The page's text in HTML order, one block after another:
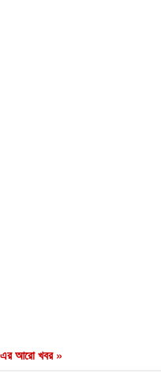
এর আরো খবর »